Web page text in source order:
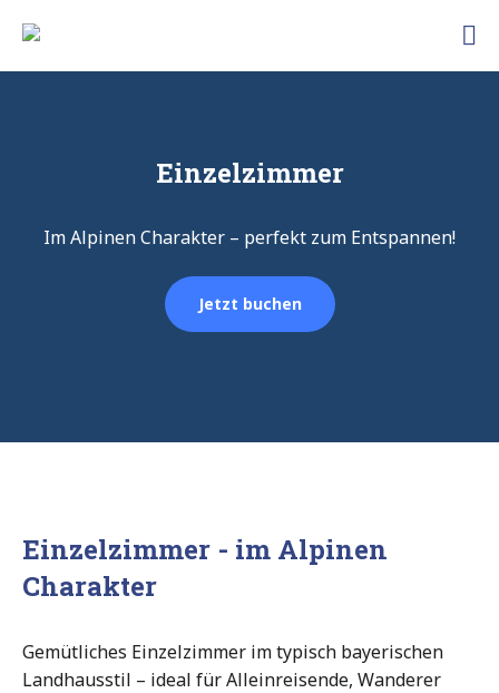
Traunbachhausl
Hotel
Garni
Einzelzimmer
Im Alpinen Charakter – perfekt zum Entspannen!
Jetzt buchen
Einzelzimmer - im Alpinen
Charakter
Gemütliches Einzelzimmer im typisch bayerischen
Landhausstil – ideal für Alleinreisende, Wanderer